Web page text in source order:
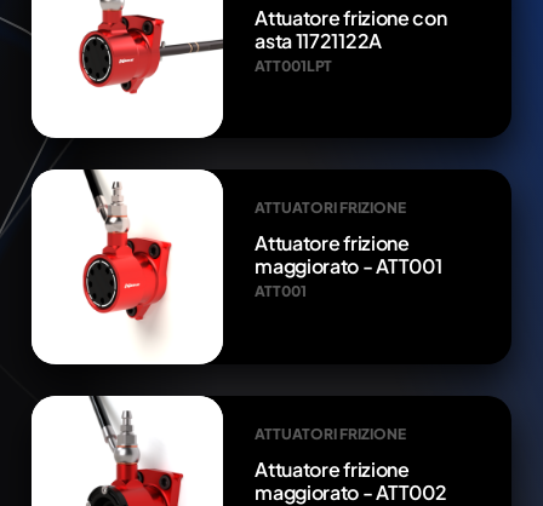
Attuatore frizione con
asta 11721122A
ATT001LPT
ATTUATORI FRIZIONE
Attuatore frizione
maggiorato - ATT001
ATT001
ATTUATORI FRIZIONE
Attuatore frizione
maggiorato - ATT002